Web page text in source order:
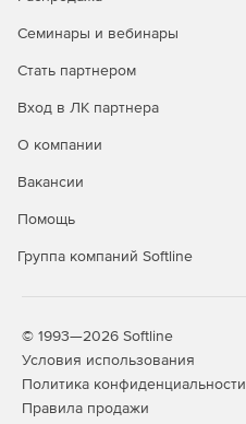
Семинары и вебинары
Стать партнером
Вход в ЛК партнера
О компании
Вакансии
Помощь
Группа компаний Softline
© 1993—2026 Softline
Условия использования
Политика конфиденциальности
Правила продажи